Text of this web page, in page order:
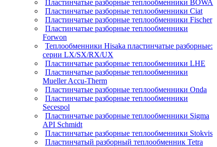
Пластинчатые разборные теплообменники BOWA
Пластинчатые разборные теплообменники Ciat
Пластинчатые разборные теплообменники Fischer
Пластинчатые разборные теплообменники
Forwon
Теплообменники Hisaka пластинчатые разборные:
серии LX/SX/RX/UX
Пластинчатые разборные теплообменники LHE
Пластинчатые разборные теплообменники
Mueller Accu-Therm
Пластинчатые разборные теплообменники Onda
Пластинчатые разборные теплообменники
Secespol
Пластинчатые разборные теплообменники Sigma
API Schmidt
Пластинчатые разборные теплообменники Stokvis
Пластинчатый разборный теплообменник Tetra